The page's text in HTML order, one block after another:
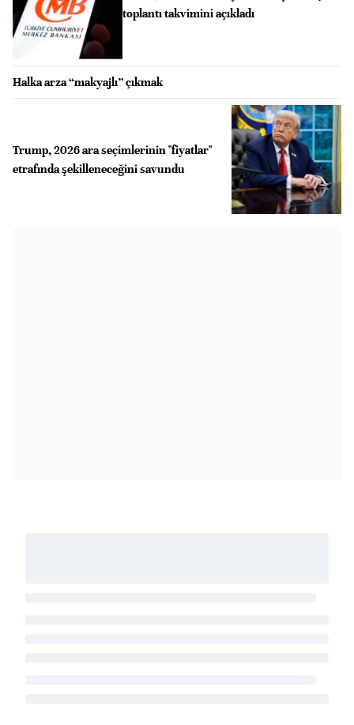
toplantı takvimini açıkladı
Halka arza “makyajlı” çıkmak
Trump, 2026 ara seçimlerinin "fiyatlar"
etrafında şekilleneceğini savundu